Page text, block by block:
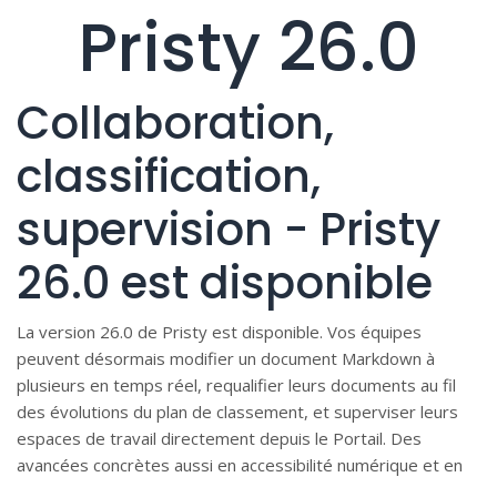
Pristy 26.0
Collaboration,
classification,
supervision - Pristy
26.0 est disponible
La version 26.0 de Pristy est disponible. Vos équipes
peuvent désormais modifier un document Markdown à
plusieurs en temps réel, requalifier leurs documents au fil
des évolutions du plan de classement, et superviser leurs
espaces de travail directement depuis le Portail. Des
avancées concrètes aussi en accessibilité numérique et en